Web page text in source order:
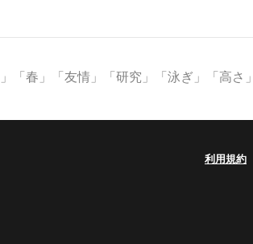
「春」「友情」「研究」「泳ぎ」「高さ
利用規約